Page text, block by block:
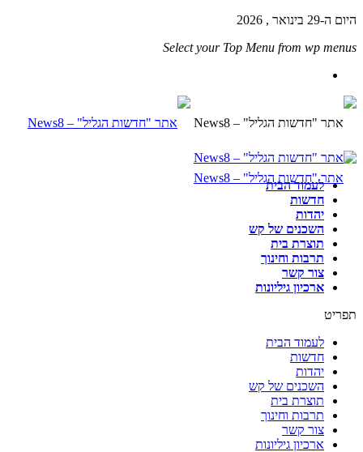
היום ה-29 בינואר , 2026
Select your Top Menu from wp menus
לעמוד הבית
חדשות
יהדות
השכנים של קש
תוצרת בית
תרבות וחינוך
צור קשר
ארכיון גיליונות
תפריט
לעמוד הבית
חדשות
יהדות
השכנים של קש
תוצרת בית
תרבות וחינוך
צור קשר
ארכיון גיליונות